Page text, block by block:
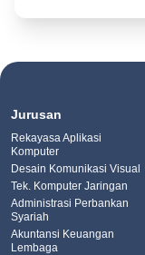
Jurusan
Rekayasa Aplikasi
Komputer
Desain Komunikasi Visual
Tek. Komputer Jaringan
Administrasi Perbankan
Syariah
Akuntansi Keuangan
Lembaga